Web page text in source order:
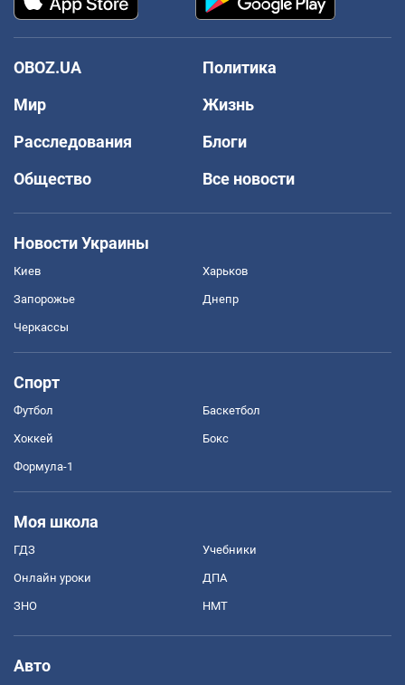
OBOZ.UA
Политика
Мир
Жизнь
Расследования
Блоги
Общество
Все новости
Новости Украины
Киев Харьков
Запорожье Днепр
Черкассы
Спорт
Футбол Баскетбол
Хоккей Бокс
Формула-1
Моя школа
ГДЗ Учебники
Онлайн уроки ДПА
ЗНО НМТ
Авто